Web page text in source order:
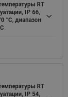
RT
IP 66,
°C, диапазон
RT
IP 54,